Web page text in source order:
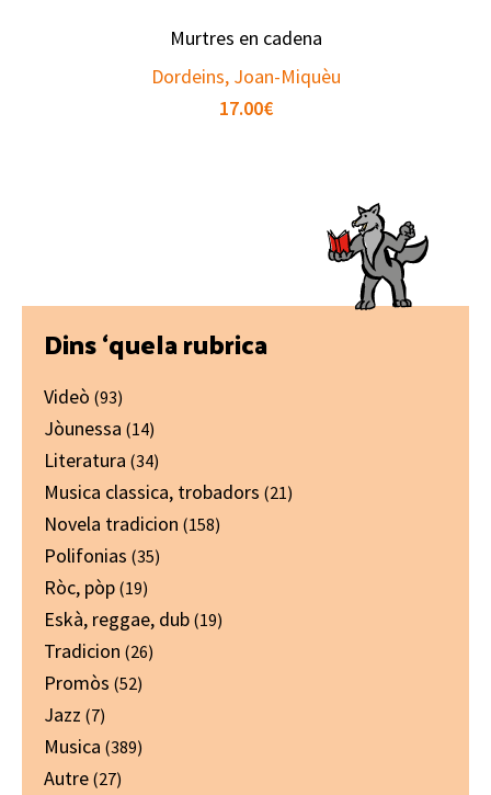
Murtres en cadena
Dordeins, Joan-Miquèu
17.00€
Primary
Sidebar
Dins ‘quela rubrica
Videò (93)
Jòunessa (14)
Literatura (34)
Musica classica, trobadors (21)
Novela tradicion (158)
Polifonias (35)
Ròc, pòp (19)
Eskà, reggae, dub (19)
Tradicion (26)
Promòs (52)
Jazz (7)
Musica (389)
Autre (27)